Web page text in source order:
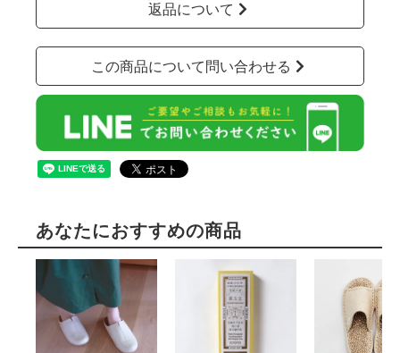
返品について
この商品について問い合わせる
あなたにおすすめの商品